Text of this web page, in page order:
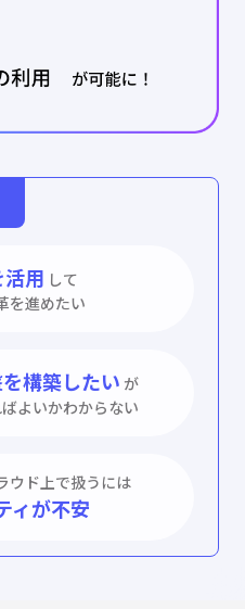
用 して
を進めたい
構築したい が
よいかわからない
ウド上で扱うには
ィが不安